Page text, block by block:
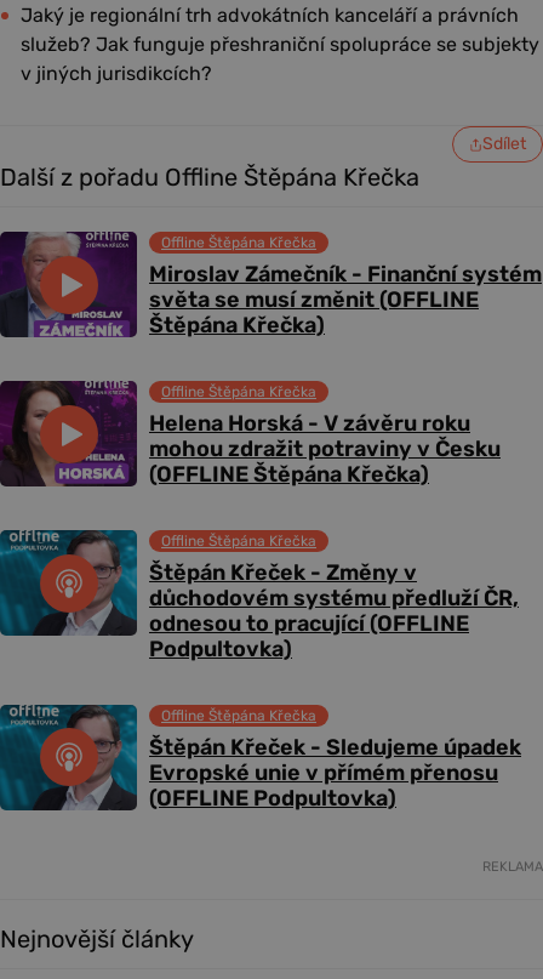
Jaký je regionální trh advokátních kanceláří a právních
služeb? Jak funguje přeshraniční spolupráce se subjekty
v jiných jurisdikcích?
Sdílet
Další z pořadu Offline Štěpána Křečka
Miroslav Zámečník - Finanční systém
světa se musí změnit (OFFLINE
Štěpána Křečka)
Offline Štěpána Křečka
Helena Horská - V závěru roku
mohou zdražit potraviny v Česku
(OFFLINE Štěpána Křečka)
Offline Štěpána Křečka
Štěpán Křeček - Změny v
důchodovém systému předluží ČR,
odnesou to pracující (OFFLINE
Podpultovka)
Offline Štěpána Křečka
Štěpán Křeček - Sledujeme úpadek
Evropské unie v přímém přenosu
(OFFLINE Podpultovka)
Offline Štěpána Křečka
REKLAMA
Nejnovější články